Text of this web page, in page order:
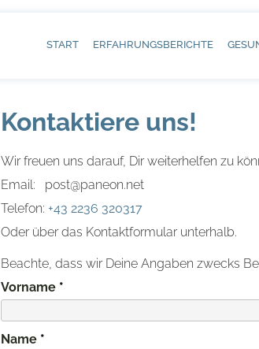
START ERFAHRUNGSBERICHTE
Kontaktiere uns!
Wir freuen uns darauf, Dir weiterhelfen zu
Email: post@paneon.net
Telefon: +43 2236 320317
Oder über das Kontaktformular unterhalb.
Beachte, dass wir Deine Angaben zwecks
Vorname
Name